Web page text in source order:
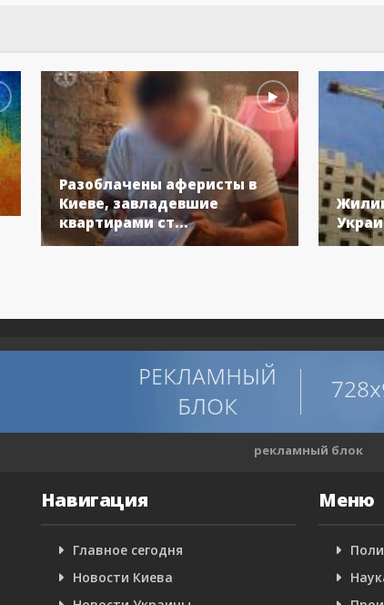
Разоблачены аферисты в
Киеве, завладевшие
квартирами ст...
рекламный блок
Навигация
Главное сегодня
Новости Киева
Меню